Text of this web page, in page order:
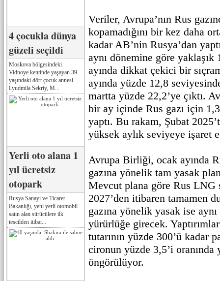
4 çocukla dünya
güzeli seçildi
Moskova bölgesindeki
Vidnoye kentinde yaşayan 39
yaşındaki dört çocuk annesi
Lyudmila Sekriy, M...
Yerli oto alana 1
yıl ücretsiz
otopark
Rusya Sanayi ve Ticaret
Bakanlığı, yeni yerli otomobil
satın alan sürücülere ilk
tescilden itibar...
Veriler, Avrupa’nın Rus
kopamadığını bir kez daha
kadar AB’nin Rusya’dan
aynı dönemine göre
ayında dikkat çekici bir
ayında yüzde 12,8
martta yüzde 22,2’ye çıktı.
bir ay içinde Rus gazı için
yaptı. Bu rakam, Şubat
yüksek aylık seviyeye işaret
Avrupa Birliği, ocak ayında
gazına yönelik tam yasak
Mevcut plana göre Rus LNG
2027’den itibaren tamamen
gazına yönelik yasak ise aynı
yürürlüğe girecek.
tutarının yüzde 300’ü kadar
cironun yüzde 3,5’i oranında
öngörülüyor.